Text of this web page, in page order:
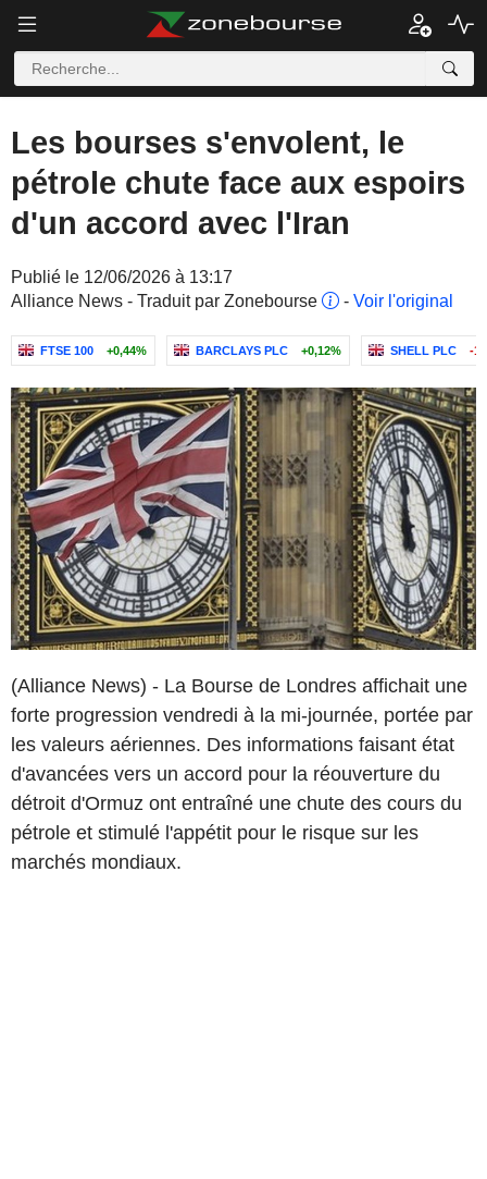
Les bourses s'envolent, le
pétrole chute face aux espoirs
d'un accord avec l'Iran
Publié le 12/06/2026 à 13:17
Alliance News - Traduit par Zonebourse
- Voir l'original
FTSE 100 +0,44% BARCLAYS PLC +0,12% SHELL PLC -
(Alliance News) - La Bourse de Londres affichait une
forte progression vendredi à la mi-journée, portée par
les valeurs aériennes. Des informations faisant état
d'avancées vers un accord pour la réouverture du
détroit d'Ormuz ont entraîné une chute des cours du
pétrole et stimulé l'appétit pour le risque sur les
marchés mondiaux.